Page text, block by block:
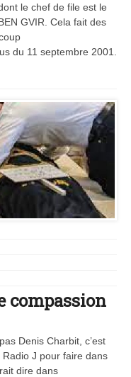
le chef de file est le
GVIR. Cela fait des
du 11 septembre 2001.
compassion
Denis Charbit, c’est
J pour faire dans
dire dans